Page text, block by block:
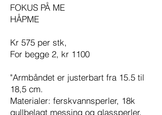
FOKUS PÅ ME
HÅPME
Kr 575 per stk,
For begge 2, kr 1100
"Armbåndet er justerbart fra 15.5 til
18,5 cm.
Materialer: ferskvannsperler, 18k
gullbelagt messing og glassperler.